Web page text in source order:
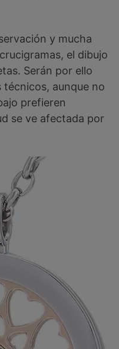
y mucha
el dibujo
Serán por ello
aunque no
prefieren
se ve afectada por